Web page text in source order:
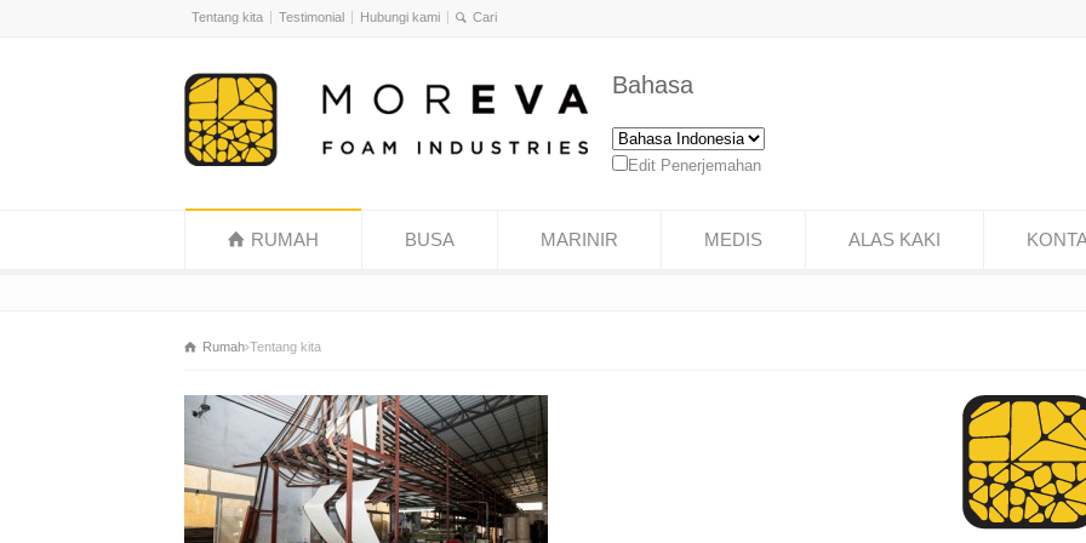
Tentang kita Testimonial Hubungi kami
Bahasa
Edit Penerjemahan
RUMAH BUSA MARINIR MEDIS ALAS KAKI
Rumah Tentang kita